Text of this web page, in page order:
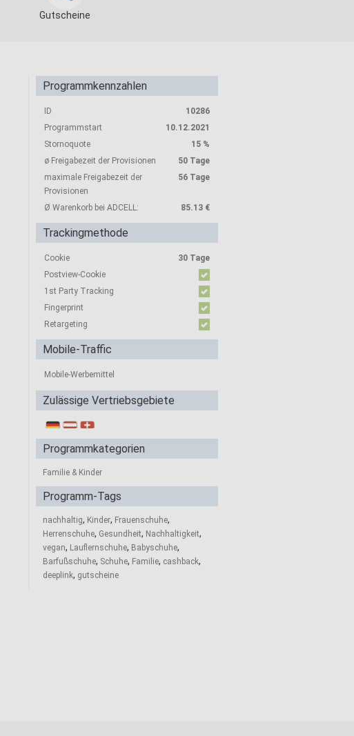
Gutscheine
Programmkennzahlen
ID
10286
Programmstart
10.12.2021
Stornoquote
15 %
ø Freigabezeit der Provisionen
50 Tage
maximale Freigabezeit der
Provisionen
56 Tage
Ø Warenkorb bei ADCELL: 85.13 €
Trackingmethode
Cookie
30 Tage
Postview-Cookie
1st Party Tracking
Fingerprint
Retargeting
Mobile-Traffic
Mobile-Werbemittel
Zulässige Vertriebsgebiete
Programmkategorien
Familie & Kinder
Programm-Tags
nachhaltig, Kinder, Frauenschuhe,
Herrenschuhe, Gesundheit, Nachhaltigkeit,
vegan, Lauflernschuhe, Babyschuhe,
Barfußschuhe, Schuhe, Familie, cashback,
deeplink, gutscheine